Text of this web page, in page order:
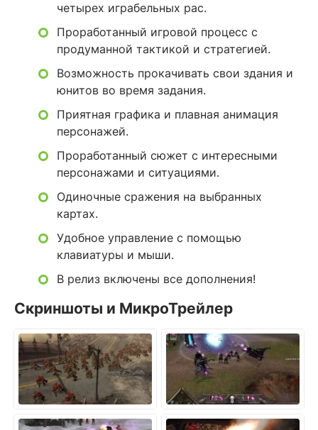
четырех играбельных рас.
Проработанный игровой процесс с
продуманной тактикой и стратегией.
Возможность прокачивать свои здания и
юнитов во время задания.
Приятная графика и плавная анимация
персонажей.
Проработанный сюжет с интересными
персонажами и ситуациями.
Одиночные сражения на выбранных
картах.
Удобное управление с помощью
клавиатуры и мыши.
В релиз включены все дополнения!
Скриншоты и МикроТрейлер